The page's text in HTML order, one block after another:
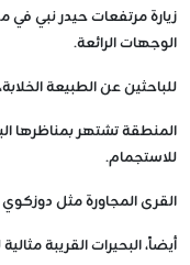
زيارة مرتفعات حيدر نبي
الوجهات الرائعة.
للباحثين عن الطبيعة
المنطقة تشتهر بمناظرها
للاستجمام.
القرى المجاورة مثل دوزكوي
أيضاً، البحيرات القريبة